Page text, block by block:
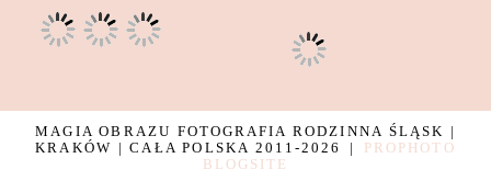
MAGIA OBRAZU FOTOGRAFIA RODZINNA ŚLĄSK |
KRAKÓW | CAŁA POLSKA 2011-2026
|
PROPHOTO
BLOGSITE